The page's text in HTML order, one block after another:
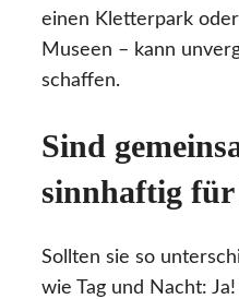
einen Kletterpark
Museen – kann
schaffen.
Sind
sinnhaftig
Sollten sie so
wie Tag und Nacht: